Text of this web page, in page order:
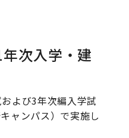
次入学・建
よび3年次編入学試
ャンパス）で実施し